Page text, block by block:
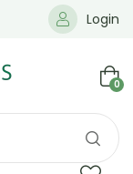
Login
0